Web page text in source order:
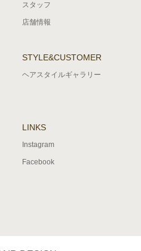
スタッフ
店舗情報
STYLE&CUSTOMER
ヘアスタイルギャラリー
LINKS
Instagram
Facebook